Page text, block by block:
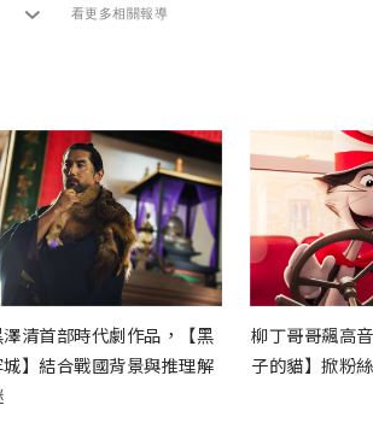
看更多相關報導
清首部時代劇作品，【黑
城】結合戰國背景與推理解
柳丁哥哥飆高
子的貓】掀粉